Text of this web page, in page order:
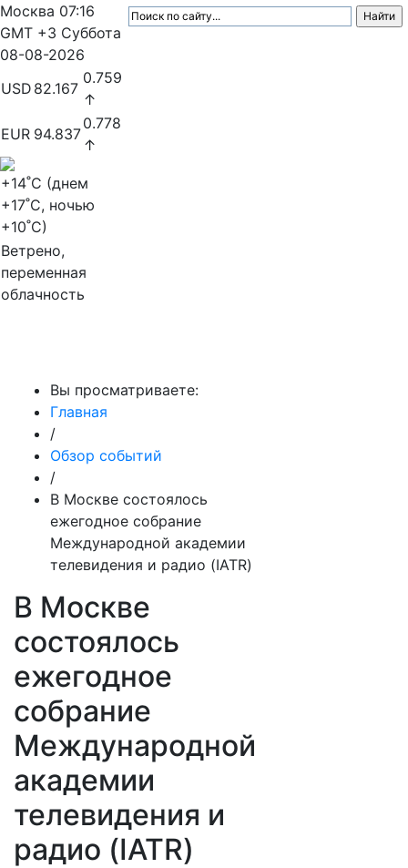
Москва 07:16
GMT +3 Суббота
08-08-2026
USD 82.167
0.759
↑
EUR 94.837
0.778
↑
+14˚C (днем
+17˚C, ночью
+10˚C)
Ветрено,
переменная
облачность
Вы просматриваете:
Главная
/
Обзор событий
/
В Москве состоялось
ежегодное собрание
Международной академии
телевидения и радио (IATR)
В Москве
состоялось
ежегодное
собрание
Международной
академии
телевидения и
радио (IATR)